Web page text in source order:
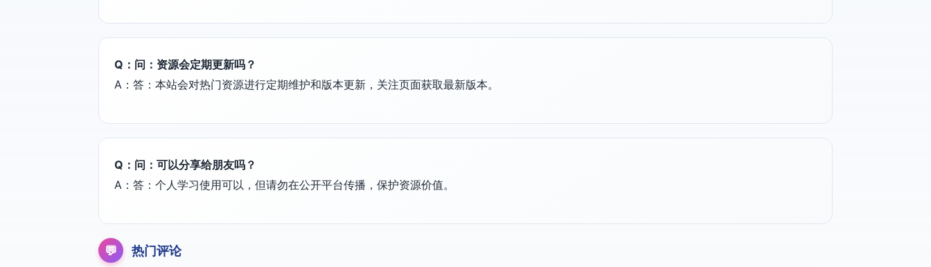
Q：问：资源会定期更新吗？
A：答：本站会对热门资源进行定期维护和版本更新，关注页面获取最新版本。
Q：问：可以分享给朋友吗？
A：答：个人学习使用可以，但请勿在公开平台传播，保护资源价值。
💬 热门评论